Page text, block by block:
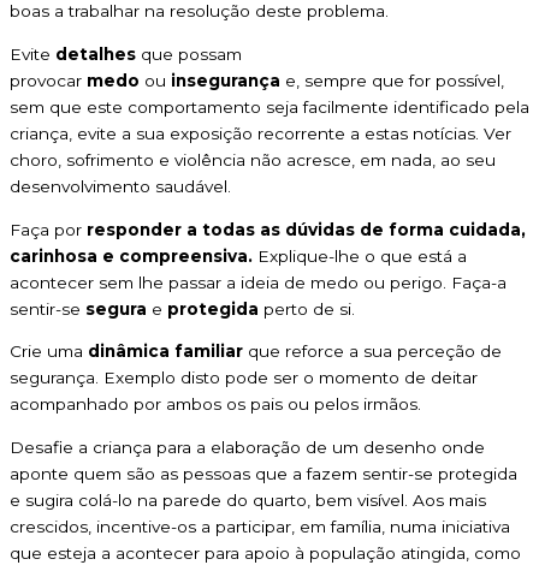
boas a trabalhar na resolução deste problema.
Evite detalhes que possam
provocar medo ou insegurança e, sempre que for possível,
sem que este comportamento seja facilmente identificado pela
criança, evite a sua exposição recorrente a estas notícias. Ver
choro, sofrimento e violência não acresce, em nada, ao seu
desenvolvimento saudável.
Faça por responder a todas as dúvidas de forma cuidada,
carinhosa e compreensiva. Explique-lhe o que está a
acontecer sem lhe passar a ideia de medo ou perigo. Faça-a
sentir-se segura e protegida perto de si.
Crie uma dinâmica familiar que reforce a sua perceção de
segurança. Exemplo disto pode ser o momento de deitar
acompanhado por ambos os pais ou pelos irmãos.
Desafie a criança para a elaboração de um desenho onde
aponte quem são as pessoas que a fazem sentir-se protegida
e sugira colá-lo na parede do quarto, bem visível. Aos mais
crescidos, incentive-os a participar, em família, numa iniciativa
que esteja a acontecer para apoio à população atingida, como